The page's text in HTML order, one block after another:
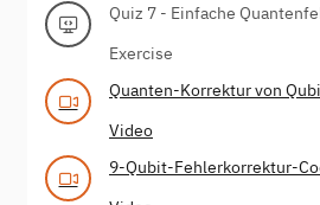
Quiz 7 - Einfache
Exercise
Quanten-Korrektur von
Video
9-Qubit-Fehlerkorrektur-